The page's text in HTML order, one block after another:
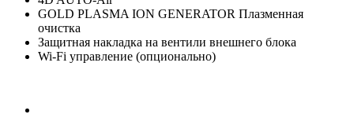
GOLD PLASMA ION GENERATOR Плазменная
очистка
Защитная накладка на вентили внешнего блока
Wi-Fi управление (опционально)